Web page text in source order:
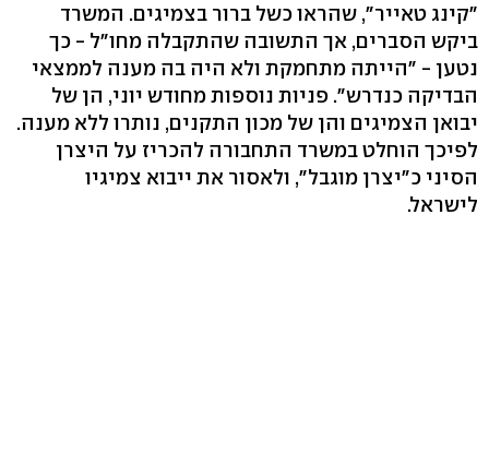
"קינג טאייר", שהראו כשל ברור בצמיגים. המשרד
ביקש הסברים, אך התשובה שהתקבלה מחו"ל - כך
נטען - "הייתה מתחמקת ולא היה בה מענה לממצאי
הבדיקה כנדרש‭."‬ פניות נוספות מחודש יוני, הן של
יבואן הצמיגים והן של מכון התקנים‬, נותרו ללא מענה.
לפיכך הוחלט במשרד התחבורה להכריז על היצרן
הסיני כ"יצרן מוגבל", ולאסור את ייבוא צמיגיו
לישראל.